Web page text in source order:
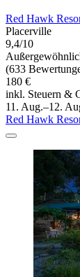
Red Hawk
Placerville
9,4/10
(633
180 €
inkl. Steuern &
11. Aug.–12.
Red Hawk